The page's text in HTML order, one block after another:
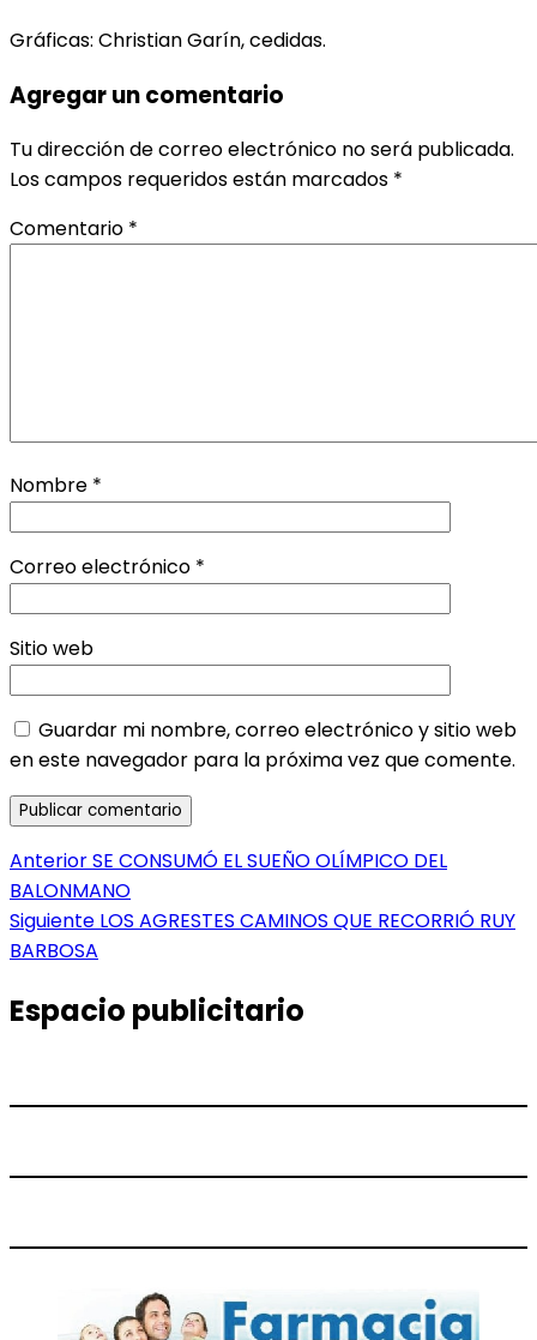
Gráficas: Christian Garín, cedidas.
Agregar un comentario
Tu dirección de correo electrónico no será publicada.
Los campos requeridos están marcados *
Comentario *
Nombre *
Correo electrónico *
Sitio web
Guardar mi nombre, correo electrónico y sitio web
en este navegador para la próxima vez que comente.
Navegación
de
entradas
AnteriorEntrada
anterior:
SE CONSUMÓ EL SUEÑO OLÍMPICO DEL
BALONMANO
Siguiente Entrada
LOS AGRESTES CAMINOS QUE RECORRIÓ RUY
BARBOSA
Espacio publicitario